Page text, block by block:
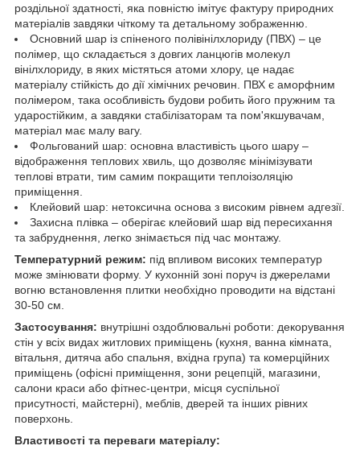
роздільної здатності, яка повністю імітує фактуру природних
матеріалів завдяки чіткому та детальному зображенню.
Основний шар із спіненого полівінілхлориду (ПВХ) – це
полімер, що складається з довгих ланцюгів молекул
вінілхлориду, в яких містяться атоми хлору, це надає
матеріалу стійкість до дії хімічних речовин. ПВХ є аморфним
полімером, така особливість будови робить його пружним та
ударостійким, а завдяки стабілізаторам та пом'якшувачам,
матеріал має малу вагу.
Фольгований шар: основна властивість цього шару –
відображення теплових хвиль, що дозволяє мінімізувати
теплові втрати, тим самим покращити теплоізоляцію
приміщення.
Клейовий шар: нетоксична основа з високим рівнем адгезії.
Захисна плівка – оберігає клейовий шар від пересихання
та забруднення, легко знімається під час монтажу.
Температурний режим: під впливом високих температур
може змінювати форму. У кухонній зоні поруч із джерелами
вогню встановлення плитки необхідно проводити на відстані
30-50 см.
Застосування: внутрішні оздоблювальні роботи: декорування
стін у всіх видах житлових приміщень (кухня, ванна кімната,
вітальня, дитяча або спальня, вхідна група) та комерційних
приміщень (офісні приміщення, зони рецепцій, магазини,
салони краси або фітнес-центри, місця суспільної
присутності, майстерні), меблів, дверей та інших рівних
поверхонь.
Властивості та переваги матеріалу: